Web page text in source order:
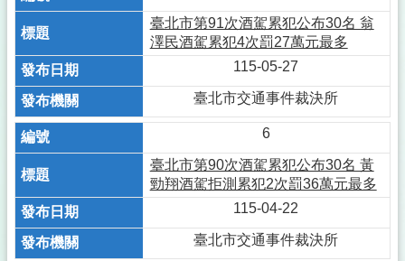
臺北市第91次酒駕累犯公布30名 翁
澤民酒駕累犯4次罰27萬元最多
115-05-27
臺北市交通事件裁決所
6
臺北市第90次酒駕累犯公布30名 黃
勁翔酒駕拒測累犯2次罰36萬元最多
115-04-22
臺北市交通事件裁決所